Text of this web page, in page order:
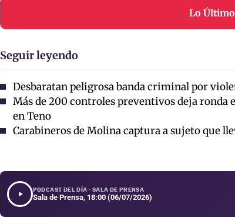
Lo Último
Seguir leyendo
Desbaratan peligrosa banda criminal por
Más de 200 controles preventivos deja
en Teno
Carabineros de Molina captura a sujeto que
PODCAST DEL DÍA · SALA DE PRENSA
Sala de Prensa, 18:00 (06/07/2026)